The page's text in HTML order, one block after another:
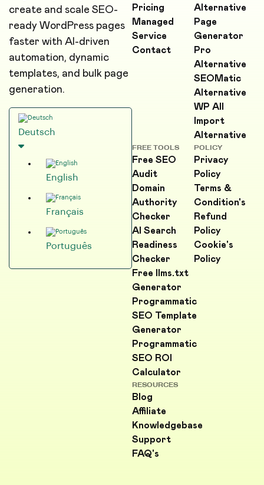
create and scale SEO-
ready WordPress pages
faster with AI-driven
automation, dynamic
templates, and bulk page
generation.
Deutsch
English
Français
Português
Pricing
Managed
Service
Contact
Alternative
Page
Generator
Pro
Alternative
SEOMatic
Alternative
WP All
Import
Alternative
FREE TOOLS
Free SEO
Audit
Domain
Authority
Checker
AI Search
Readiness
Checker
Free llms.txt
Generator
Programmatic
SEO Template
Generator
Programmatic
SEO ROI
Calculator
POLICY
Privacy
Policy
Terms &
Condition's
Refund
Policy
Cookie's
Policy
RESOURCES
Blog
Affiliate
Knowledgebase
Support
FAQ's